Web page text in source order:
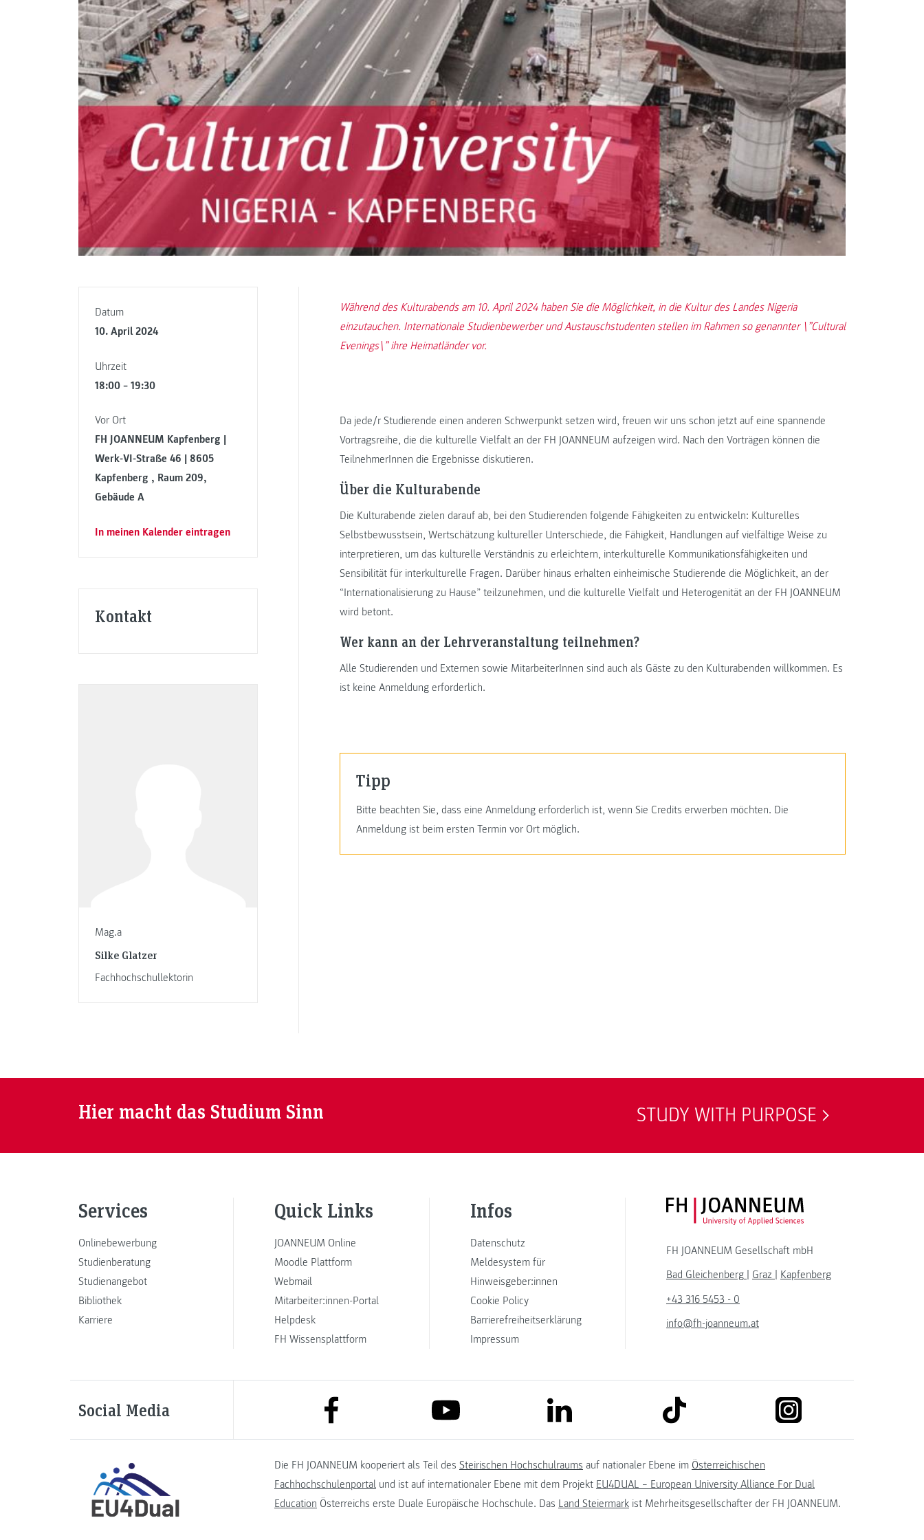
Datum
10. April 2024
Uhrzeit
18:00 – 19:30
Vor Ort
FH JOANNEUM Kapfenberg |
Werk-VI-Straße 46 | 8605
Kapfenberg , Raum 209,
Gebäude A
In meinen Kalender eintragen
Kontakt
Mag.a
Silke Glatzer
Fachhochschullektorin
Während des Kulturabends am 10. April 2024 haben Sie die Möglichkeit, in die Kultur des Landes Nigeria
einzutauchen. Internationale Studienbewerber und Austauschstudenten stellen im Rahmen so genannter \”Cultural
Evenings\” ihre Heimatländer vor.
Da jede/r Studierende einen anderen Schwerpunkt setzen wird, freuen wir uns schon jetzt auf eine spannende
Vortragsreihe, die die kulturelle Vielfalt an der FH JOANNEUM aufzeigen wird. Nach den Vorträgen können die
TeilnehmerInnen die Ergebnisse diskutieren.
Über die Kulturabende
Die Kulturabende zielen darauf ab, bei den Studierenden folgende Fähigkeiten zu entwickeln: Kulturelles
Selbstbewusstsein, Wertschätzung kultureller Unterschiede, die Fähigkeit, Handlungen auf vielfältige Weise zu
interpretieren, um das kulturelle Verständnis zu erleichtern, interkulturelle Kommunikationsfähigkeiten und
Sensibilität für interkulturelle Fragen. Darüber hinaus erhalten einheimische Studierende die Möglichkeit, an der
“Internationalisierung zu Hause” teilzunehmen, und die kulturelle Vielfalt und Heterogenität an der FH JOANNEUM
wird betont.
Wer kann an der Lehrveranstaltung teilnehmen?
Alle Studierenden und Externen sowie MitarbeiterInnen sind auch als Gäste zu den Kulturabenden willkommen. Es
ist keine Anmeldung erforderlich.
Tipp
Bitte beachten Sie, dass eine Anmeldung erforderlich ist, wenn Sie Credits erwerben möchten. Die
Anmeldung ist beim ersten Termin vor Ort möglich.
Hier macht das Studium Sinn STUDY WITH PURPOSE
Services
Onlinebewerbung
Studienberatung
Studienangebot
Bibliothek
Karriere
Quick Links
JOANNEUM Online
Moodle Plattform
Webmail
Mitarbeiter:innen-Portal
Helpdesk
FH Wissensplattform
Infos
Datenschutz
Meldesystem für
Hinweisgeber:innen
Cookie Policy
Barrierefreiheitserklärung
Impressum
FH JOANNEUM Logo
FH JOANNEUM Gesellschaft mbH
Bad Gleichenberg
Graz
Kapfenberg
+43 316 5453 - 0
info@fh-joanneum.at
Social Media link to facebook link to youtube link to linkedin link to tiktok link to instagram
Die FH JOANNEUM kooperiert als Teil des Steirischen Hochschulraums auf nationaler Ebene im Österreichischen
Fachhochschulenportal und ist auf internationaler Ebene mit dem Projekt EU4DUAL – European University Alliance For Dual
Education Österreichs erste Duale Europäische Hochschule. Das Land Steiermark ist Mehrheitsgesellschafter der FH JOANNEUM.